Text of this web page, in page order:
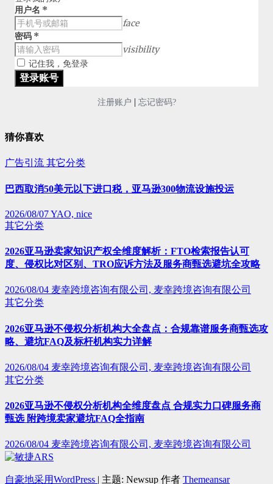
用户名 *
face
密码 *
visibility
记住我，免登录
注册账户 | 忘记密码?
猜你喜欢
广告引流 其它分类
巴西取消50美元以下进口税，亚马逊300物流设施投运
2026/08/07YAO, nice
其它分类
2026亚马逊卖家知识产权全维度解析：FTO检索报告认可
度、侵权比对区别、TRO应诉方法及服务商甄选避坑全攻略
2026/08/04 麦幸跨境咨询有限公司, 麦幸跨境咨询有限公司
其它分类
2026亚马逊不侵权分析机构大全盘点：合规靠谱服务商甄选攻
略、避坑FAQ及标杆机构实力详解
2026/08/04 麦幸跨境咨询有限公司, 麦幸跨境咨询有限公司
其它分类
2026亚马逊不侵权分析机构全维度盘点 合规实力口碑服务商
甄选 附跨境卖家避坑FAQ全指南
2026/08/04 麦幸跨境咨询有限公司, 麦幸跨境咨询有限公司
自豪地采用WordPress | 主题: Newsup 作者 Themeansar